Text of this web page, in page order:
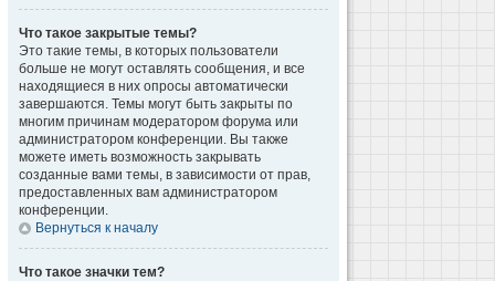
Что такое закрытые темы?
Это такие темы, в которых пользователи
больше не могут оставлять сообщения, и все
находящиеся в них опросы автоматически
завершаются. Темы могут быть закрыты по
многим причинам модератором форума или
администратором конференции. Вы также
можете иметь возможность закрывать
созданные вами темы, в зависимости от прав,
предоставленных вам администратором
конференции.
Вернуться к началу
Что такое значки тем?